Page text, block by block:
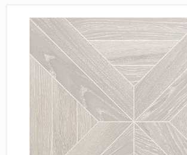
Паркетная доска
Полы для ванных комнат
Террасная доска
Пробковые покрытия
Ламинат
Виниловые покрытия
Стеновые панели